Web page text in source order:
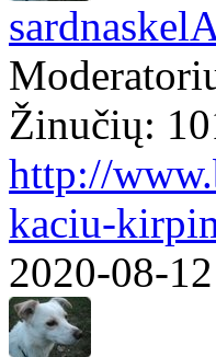
Žinučių:
http://
kaciu-
2020-08-